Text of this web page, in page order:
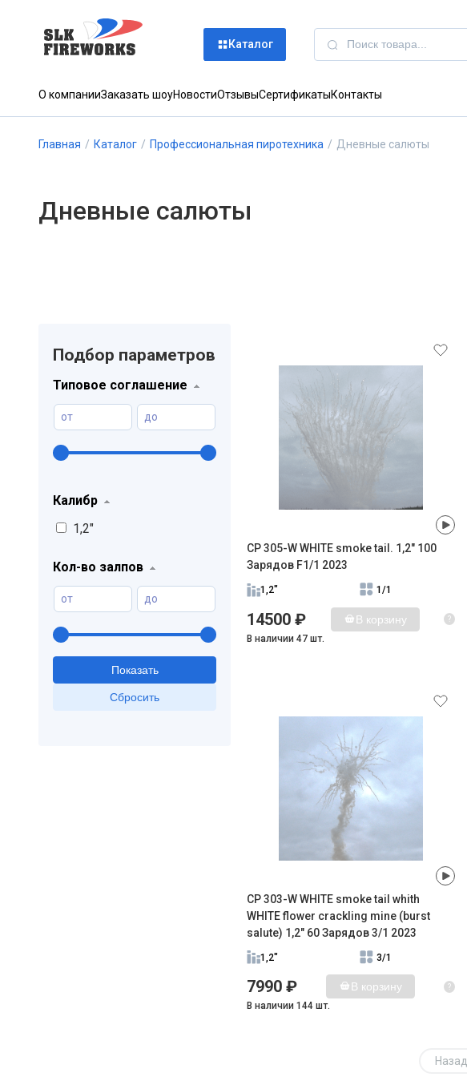
Каталог
О компанииЗаказать шоуНовостиОтзывыСертификатыКонтакты
Главная / Каталог / Профессиональная пиротехника / Дневные салюты
Дневные салюты
Подбор параметров
Типовое соглашение
от до
Калибр
1,2"
Кол-во залпов
от до
CP 305-W WHITE smoke tail. 1,2" 100
Зарядов F1/1 2023
1,2" 1/1
14500 ₽ В корзину ?
В наличии 47 шт.
CP 303-W WHITE smoke tail whith
WHITE flower crackling mine (burst
salute) 1,2" 60 Зарядов 3/1 2023
1,2" 3/1
7990 ₽ В корзину ?
В наличии 144 шт.
Назад